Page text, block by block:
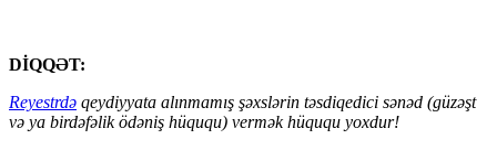
DİQQƏT:
Reyestrdə qeydiyyata alınmamış şəxslərin təsdiqedici sənəd (güzəşt
və ya birdəfəlik ödəniş hüququ) vermək hüququ yoxdur!